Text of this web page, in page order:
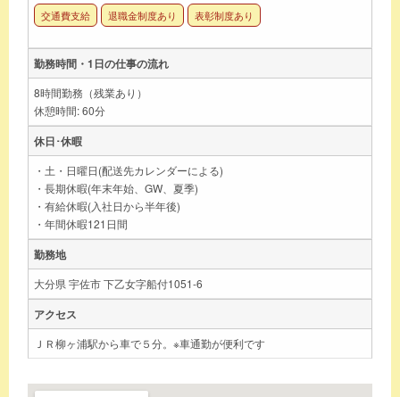
交通費支給 退職金制度あり 表彰制度あり
勤務時間・1日の仕事の流れ
8時間勤務（残業あり）
休憩時間: 60分
休日･休暇
・土・日曜日(配送先カレンダーによる)
・長期休暇(年末年始、GW、夏季)
・有給休暇(入社日から半年後)
・年間休暇121日間
勤務地
大分県 宇佐市 下乙女字船付1051-6
アクセス
ＪＲ柳ヶ浦駅から車で５分。※車通勤が便利です